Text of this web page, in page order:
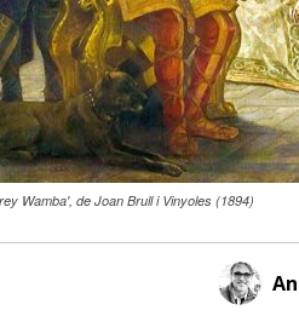
Wamba', de Joan Brull i Vinyoles (1894)